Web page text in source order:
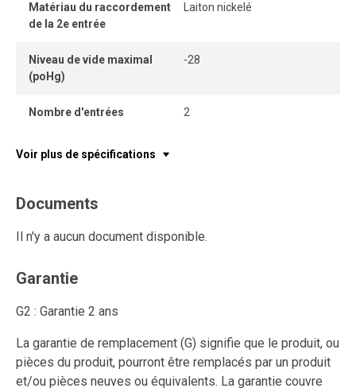
Matériau du raccordement
de la 2e entrée
Laiton nickelé
Niveau de vide maximal
(poHg)
-28
Nombre d'entrées 2
Voir plus de spécifications
Documents
Il n'y a aucun document disponible.
Garantie
G2 : Garantie 2 ans
La garantie de remplacement (G) signifie que le produit, ou
pièces du produit, pourront être remplacés par un produit
et/ou pièces neuves ou équivalents. La garantie couvre